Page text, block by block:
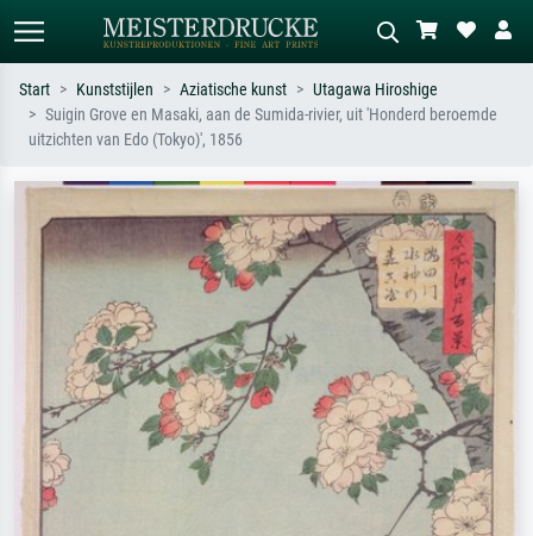
Standaard zoeken
Monet, Sterrennacht, impressionisme,
Hokusai-golf, naakt.
weide, abstract met veel rood, donker
olieverfschilderij, staand naakt naast
een boom.
Start Kunststijlen Aziatische kunst
Utagawa Hiroshige
Suigin Grove en Masaki, aan de Sumida-rivier, uit 'Honderd beroemde
uitzichten van Edo (Tokyo)', 1856